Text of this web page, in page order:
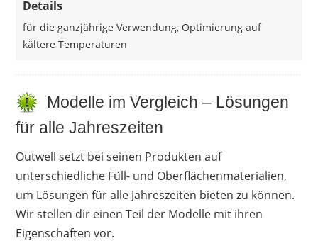
Details
für die ganzjährige Verwendung, Optimierung auf
kältere Temperaturen
Modelle im Vergleich – Lösungen
für alle Jahreszeiten
Outwell setzt bei seinen Produkten auf
unterschiedliche Füll- und Oberflächenmaterialien,
um Lösungen für alle Jahreszeiten bieten zu können.
Wir stellen dir einen Teil der Modelle mit ihren
Eigenschaften vor.